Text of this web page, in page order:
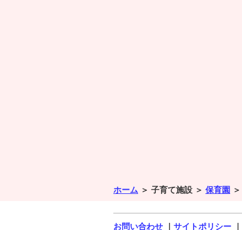
ホーム ＞ 子育て施設 ＞ 保育園 ＞
お問い合わせ サイトポリシー